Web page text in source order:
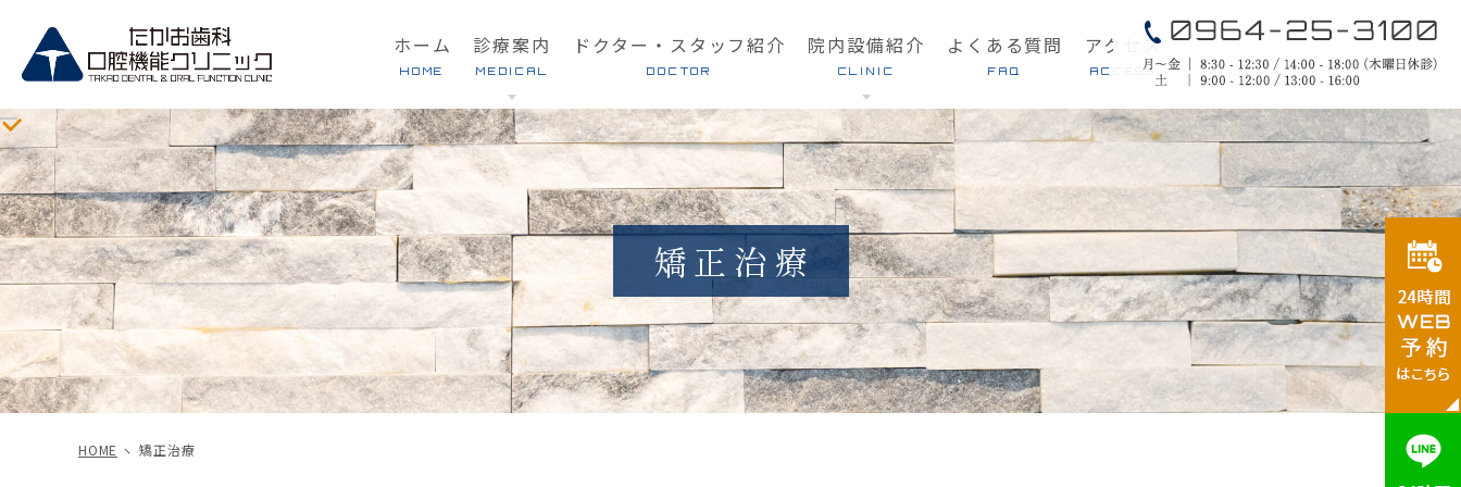
ホーム
HOME
診療案内
MEDICAL
むし歯治療
歯周病治療
小児歯科
インプラント治療
矯正治療
審美治療
入れ歯・義歯
ホワイトニング
歯科口腔外科
親知らずの抜歯
予防・メンテナンス
訪問歯科診療
摂食嚥下リハビリテーション
有病者の歯科診療
ドクター・スタッフ紹介
DOCTOR
院内設備紹介
CLINIC
クリニック案内
費用とお支払いについて
採用情報
よくある質問
FAQ
アクセス
ACCESS
矯正治療
HOME 矯正治療